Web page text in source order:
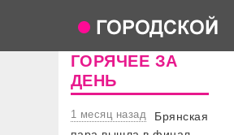
ГОРЯЧЕЕ ЗА
ДЕНЬ
1 месяц назад
Брянская